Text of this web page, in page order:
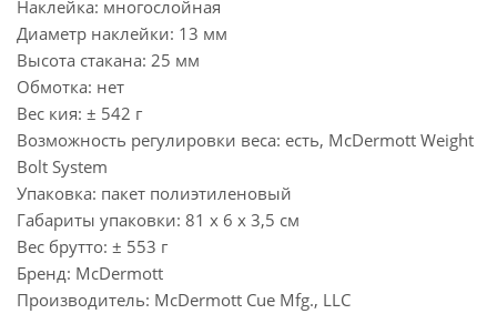
Наклейка: многослойная
Диаметр наклейки: 13 мм
Высота стакана: 25 мм
Обмотка: нет
Вес кия: ± 542 г
Возможность регулировки веса: есть, McDermott Weight
Bolt System
Упаковка: пакет полиэтиленовый
Габариты упаковки: 81 х 6 х 3,5 см
Вес брутто: ± 553 г
Бренд: McDermott
Производитель: McDermott Cue Mfg., LLC